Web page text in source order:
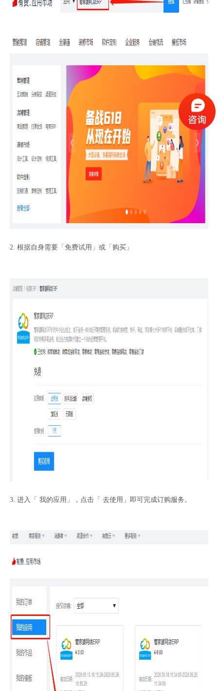
2. 根据自身需要「免费试用」或「购买」
3. 进入「 我的应用」，点击「 去使用」即可完成订购服务。